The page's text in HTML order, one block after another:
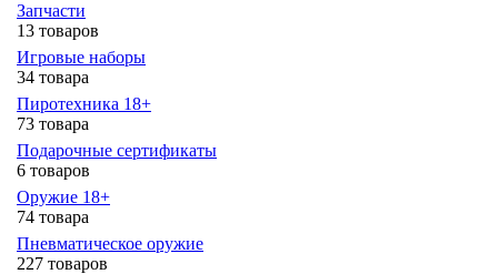
Запчасти
13 товаров
Игровые наборы
34 товара
Пиротехника 18+
73 товара
Подарочные сертификаты
6 товаров
Оружие 18+
74 товара
Пневматическое оружие
227 товаров